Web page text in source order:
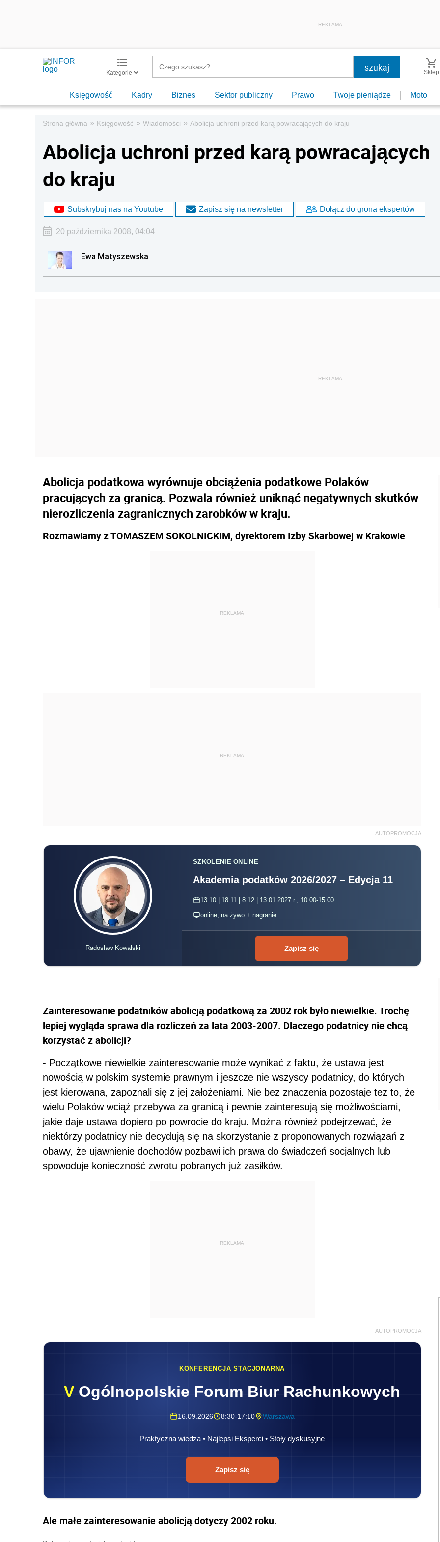
REKLAMA
Kategorie Sklep
Księgowość Kadry Biznes Sektor publiczny Prawo Twoje pieniądze Moto
Strona główna » Księgowość » Wiadomości » Abolicja uchroni przed karą powracających do kraju
Abolicja uchroni przed karą powracających
do kraju
Subskrybuj nas na Youtube Zapisz się na newsletter Dołącz do grona ekspertów
20 października 2008, 04:04
Ewa Matyszewska
Abolicja podatkowa wyrównuje obciążenia podatkowe Polaków
pracujących za granicą. Pozwala również uniknąć negatywnych skutków
nierozliczenia zagranicznych zarobków w kraju.
Rozmawiamy z TOMASZEM SOKOLNICKIM, dyrektorem Izby Skarbowej w Krakowie
REKLAMA
REKLAMA
AUTOPROMOCJA
Radosław Kowalski
SZKOLENIE ONLINE
Akademia podatków 2026/2027 – Edycja 11
13.10 | 18.11 | 8.12 | 13.01.2027 r., 10:00-15:00
online, na żywo + nagranie
Zapisz się
Zainteresowanie podatników abolicją podatkową za 2002 rok było niewielkie. Trochę
lepiej wygląda sprawa dla rozliczeń za lata 2003-2007. Dlaczego podatnicy nie chcą
korzystać z abolicji?
- Początkowe niewielkie zainteresowanie może wynikać z faktu, że ustawa jest
nowością w polskim systemie prawnym i jeszcze nie wszyscy podatnicy, do których
jest kierowana, zapoznali się z jej założeniami. Nie bez znaczenia pozostaje też to, że
wielu Polaków wciąż przebywa za granicą i pewnie zainteresują się możliwościami,
jakie daje ustawa dopiero po powrocie do kraju. Można również podejrzewać, że
niektórzy podatnicy nie decydują się na skorzystanie z proponowanych rozwiązań z
obawy, że ujawnienie dochodów pozbawi ich prawa do świadczeń socjalnych lub
spowoduje konieczność zwrotu pobranych już zasiłków.
REKLAMA
AUTOPROMOCJA
KONFERENCJA STACJONARNA
V Ogólnopolskie Forum Biur Rachunkowych
16.09.2026 8:30-17:10 Warszawa
Praktyczna wiedza • Najlepsi Eksperci • Stoły dyskusyjne
Zapisz się
Ale małe zainteresowanie abolicją dotyczy 2002 roku.